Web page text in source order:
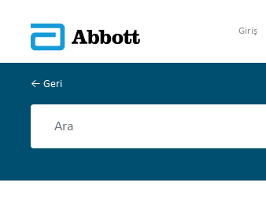
Giriş
Geri